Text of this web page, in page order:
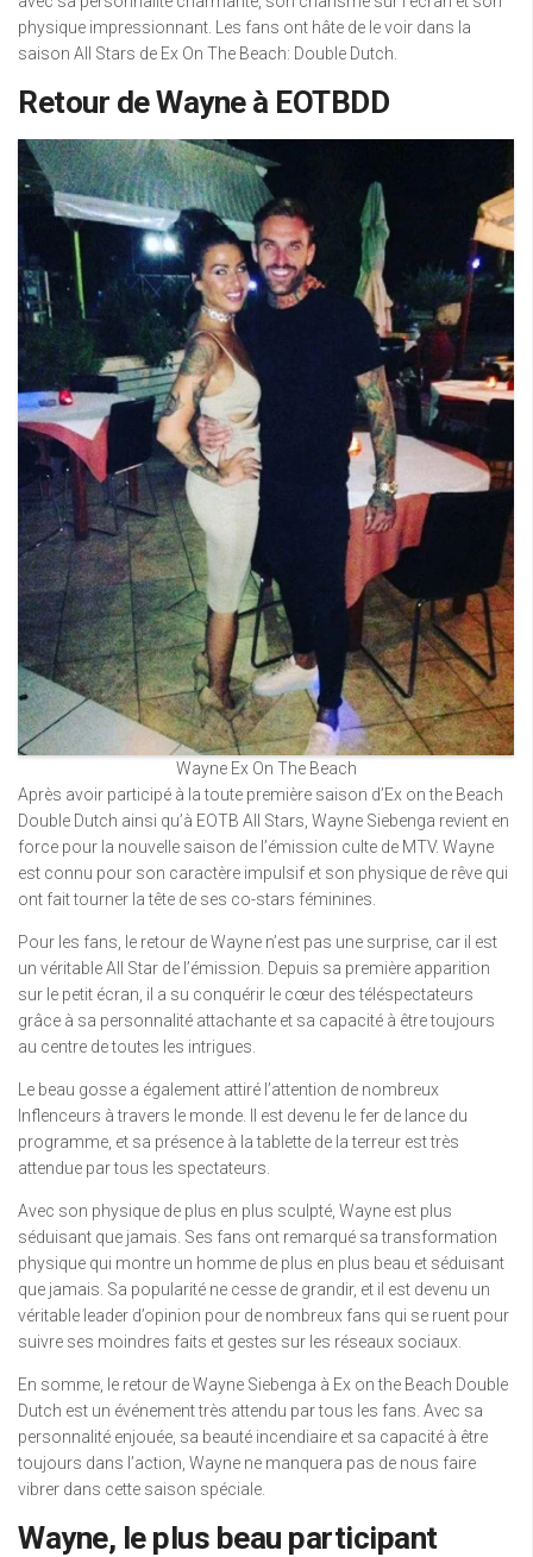
physique impressionnant. Les fans ont hâte de le voir dans la
saison All Stars de Ex On The Beach: Double Dutch.
Retour de Wayne à EOTBDD
Wayne Ex On The Beach
Après avoir participé à la toute première saison d’Ex on the Beach
Double Dutch ainsi qu’à EOTB All Stars, Wayne Siebenga revient en
force pour la nouvelle saison de l’émission culte de MTV. Wayne
est connu pour son caractère impulsif et son physique de rêve qui
ont fait tourner la tête de ses co-stars féminines.
Pour les fans, le retour de Wayne n’est pas une surprise, car il est
un véritable All Star de l’émission. Depuis sa première apparition
sur le petit écran, il a su conquérir le cœur des téléspectateurs
grâce à sa personnalité attachante et sa capacité à être toujours
au centre de toutes les intrigues.
Le beau gosse a également attiré l’attention de nombreux
Inflenceurs à travers le monde. Il est devenu le fer de lance du
programme, et sa présence à la tablette de la terreur est très
attendue par tous les spectateurs.
Avec son physique de plus en plus sculpté, Wayne est plus
séduisant que jamais. Ses fans ont remarqué sa transformation
physique qui montre un homme de plus en plus beau et séduisant
que jamais. Sa popularité ne cesse de grandir, et il est devenu un
véritable leader d’opinion pour de nombreux fans qui se ruent pour
suivre ses moindres faits et gestes sur les réseaux sociaux.
En somme, le retour de Wayne Siebenga à Ex on the Beach Double
Dutch est un événement très attendu par tous les fans. Avec sa
personnalité enjouée, sa beauté incendiaire et sa capacité à être
toujours dans l’action, Wayne ne manquera pas de nous faire
vibrer dans cette saison spéciale.
Wayne, le plus beau participant